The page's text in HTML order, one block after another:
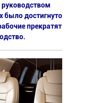
руководством
достигнуто
прекратят